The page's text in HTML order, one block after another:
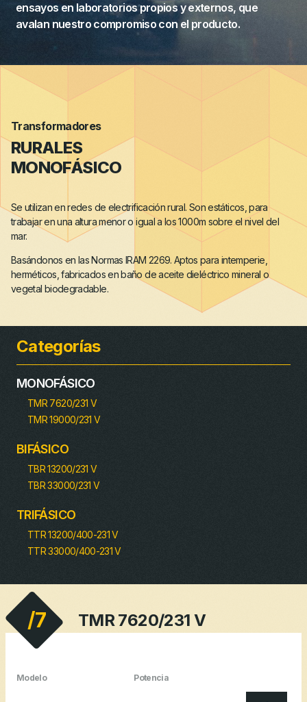
ensayos en laboratorios propios y externos, que
avalan nuestro compromiso con el producto.
Transformadores
RURALES
MONOFÁSICO
Se utilizan en redes de electrificación rural. Son estáticos, para
trabajar en una altura menor o igual a los 1000m sobre el nivel del
mar.
Basándonos en las Normas IRAM 2269. Aptos para intemperie,
herméticos, fabricados en baño de aceite dieléctrico mineral o
vegetal biodegradable.
Categorías
MONOFÁSICO
TMR 7620/231 V
TMR 19000/231 V
BIFÁSICO
TBR 13200/231 V
TBR 33000/231 V
TRIFÁSICO
TTR 13200/400-231 V
TTR 33000/400-231 V
/7 TMR 7620/231 V
Modelo Potencia